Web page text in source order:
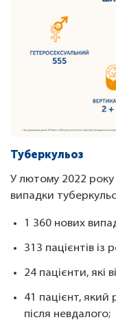
Туберкульоз
У лютому 2022 року
випадки
1 360 нових
313 пацієнтів із
24 пацієнти, які
41 пацієнт, який
після невдалого;